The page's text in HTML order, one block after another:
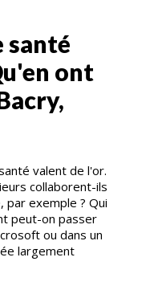
santé
ont
valent de l'or.
collaborent-ils
par exemple ? Qui
peut-on passer
ou dans un
largement